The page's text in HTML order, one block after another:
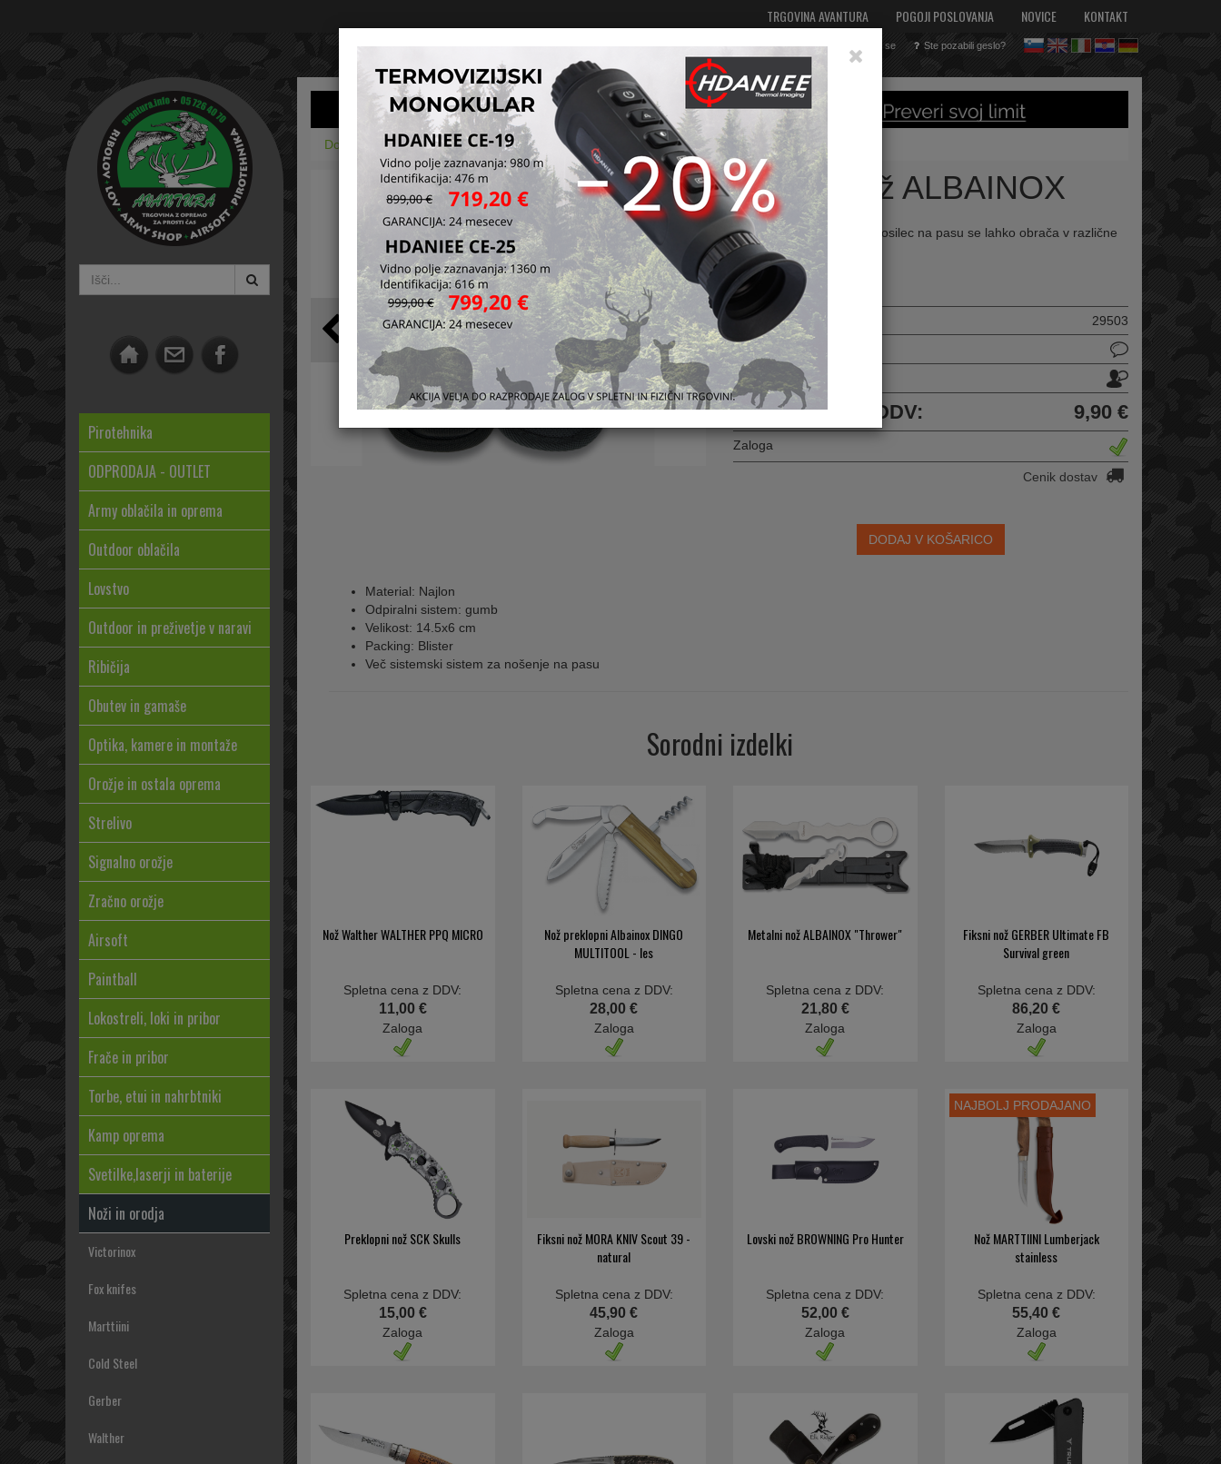
TRGOVINA AVANTURA POGOJI POSLOVANJA NOVICE KONTAKT
sl en it hr de
Prijavi se Registriraj se Ste pozabili geslo?
Vaša košarica je še prazna
Pirotehnika
ODPRODAJA - OUTLET
Army oblačila in oprema
Outdoor oblačila
Lovstvo
Outdoor in preživetje v naravi
Ribičija
Obutev in gamaše
Optika, kamere in montaže
Orožje in ostala oprema
Strelivo
Signalno orožje
Zračno orožje
Airsoft
Paintball
Lokostreli, loki in pribor
Frače in pribor
Torbe, etui in nahrbtniki
Kamp oprema
Svetilke,laserji in baterije
Noži in orodja
Victorinox
Fox knifes
Marttiini
Cold Steel
Gerber
Walther
Domov Noži in orodja Etui, toki, torbe, brusi
Etui za nož ALBAINOX
Etui za preklopne nože. Nosilec na pasu se lahko obrača v različne
smeri.
Kataloška številka :
29503
Vprašaj za izdelek
Pošlji prijatelju
Spletna cena z DDV: 9,90 €
Zaloga
Cenik dostav
DODAJ V KOŠARICO
Material: Najlon
Odpiralni sistem: gumb
Velikost: 14.5x6 cm
Packing: Blister
Več sistemski sistem za nošenje na pasu
Sorodni izdelki
Nož Walther WALTHER PPQ MICRO
Spletna cena z DDV:
11,00 €
Zaloga
Nož preklopni Albainox DINGO
MULTITOOL - les
Spletna cena z DDV:
28,00 €
Zaloga
Metalni nož ALBAINOX "Thrower"
Spletna cena z DDV:
21,80 €
Zaloga
Fiksni nož GERBER Ultimate FB
Survival green
Spletna cena z DDV:
86,20 €
Zaloga
Preklopni nož SCK Skulls
Spletna cena z DDV:
15,00 €
Zaloga
Fiksni nož MORA KNIV Scout 39 -
natural
Spletna cena z DDV:
45,90 €
Zaloga
Lovski nož BROWNING Pro Hunter
Spletna cena z DDV:
52,00 €
Zaloga
NAJBOLJ PRODAJANO
Nož MARTTIINI Lumberjack
stainless
Spletna cena z DDV:
55,40 €
Zaloga